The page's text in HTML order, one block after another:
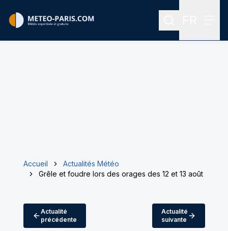
Rechercher
Accueil
Actualités Météo
Grêle et foudre lors des orages des 12 et 13 août
Actualité
précédente
Actualité
suivante